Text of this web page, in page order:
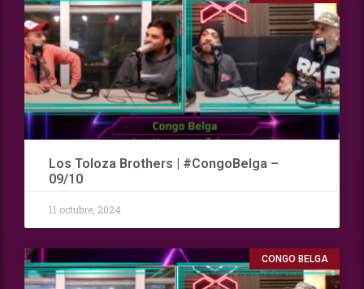
Los Toloza Brothers | #CongoBelga –
09/10
11 octubre, 2024
CONGO BELGA